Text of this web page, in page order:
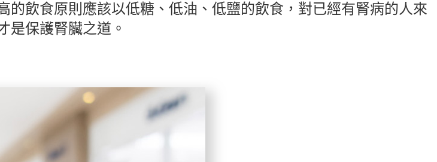
飲食原則應該以低糖、低油、低鹽的飲食，對已經有腎病的人來
是保護腎臟之道。